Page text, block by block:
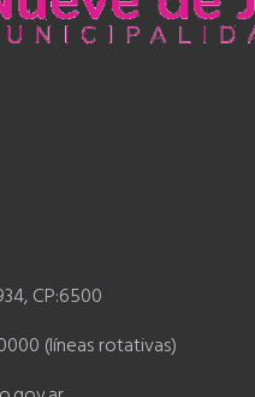
CP:6500
(líneas rotativas)